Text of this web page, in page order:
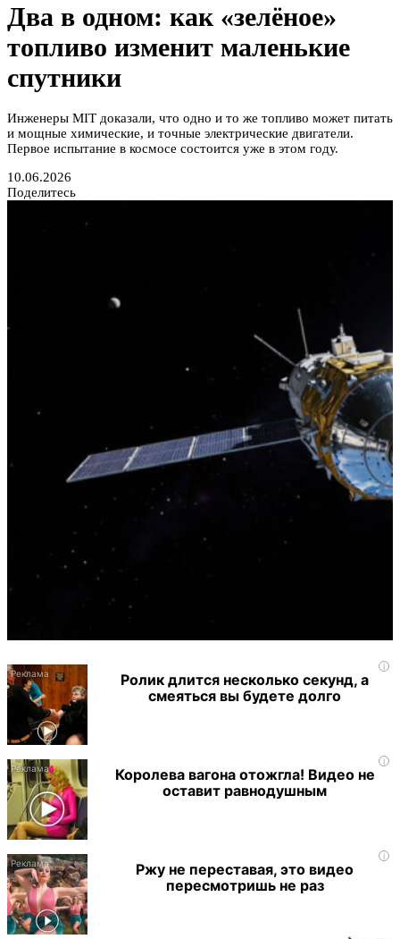
Два в одном: как «зелёное»
топливо изменит маленькие
спутники
Инженеры MIT доказали, что одно и то же топливо может питать
и мощные химические, и точные электрические двигатели.
Первое испытание в космосе состоится уже в этом году.
10.06.2026
Поделитесь
i
Ролик длится несколько секунд, а
смеяться вы будете долго
i
Королева вагона отожгла! Видео не
оставит равнодушным
i
Ржу не переставая, это видео
пересмотришь не раз